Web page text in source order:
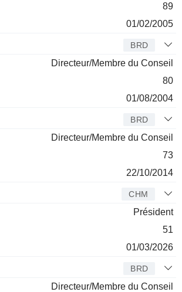
89
01/02/2005
BRD
Directeur/Membre du Conseil
80
01/08/2004
BRD
Directeur/Membre du Conseil
73
22/10/2014
CHM
Président
51
01/03/2026
BRD
Directeur/Membre du Conseil